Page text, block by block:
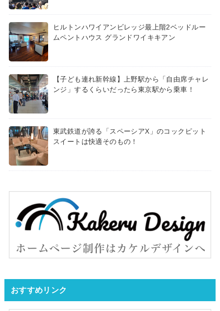
ヒルトンハワイアンビレッジ最上階2ベッドルー
ムペントハウス グランドワイキキアン
【子ども連れ新幹線】上野駅から「自由席チャレ
ンジ」するくらいだったら東京駅から乗車！
東武鉄道が誇る「スペーシアX」のコックピット
スイートは快適そのもの！
おすすめリンク